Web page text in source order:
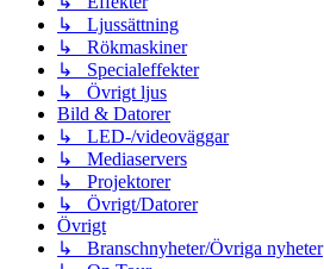
↳ Ljussättning
↳ Rökmaskiner
↳ Specialeffekter
↳ Övrigt ljus
Bild & Datorer
↳ LED-/videoväggar
↳ Mediaservers
↳ Projektorer
↳ Övrigt/Datorer
Övrigt
↳ Branschnyheter/Övriga nyheter